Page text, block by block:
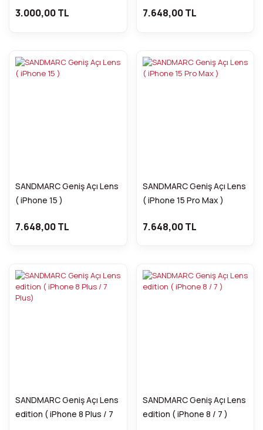
3.000,00 TL 7.648,00 TL
SANDMARC Geniş Açı Lens
( iPhone 15 )
7.648,00 TL
SANDMARC Geniş Açı Lens
( iPhone 15 Pro Max )
7.648,00 TL
SANDMARC Geniş Açı Lens
edition ( iPhone 8 Plus / 7
SANDMARC Geniş Açı Lens
edition ( iPhone 8 / 7 )